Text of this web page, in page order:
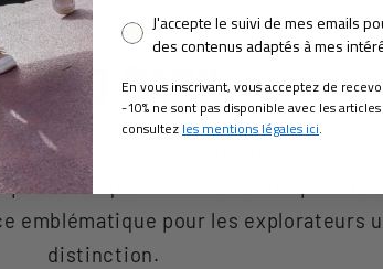
PACK
de Palladium avec une énergie
qualité remémorent plus de
emblématique pour les explorateurs
distinction.
Pixel consent
J'accepte le suivi de mes emails
des contenus adaptés à mes
En vous inscrivant, vous acceptez de
-10% ne sont pas disponible avec les
consultez les mentions légales ici.